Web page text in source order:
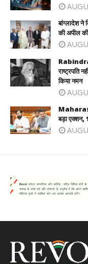
बांग्लादेश
की अपील की
राष्ट्रपति
किया नमन
बड़ा एक्शन,